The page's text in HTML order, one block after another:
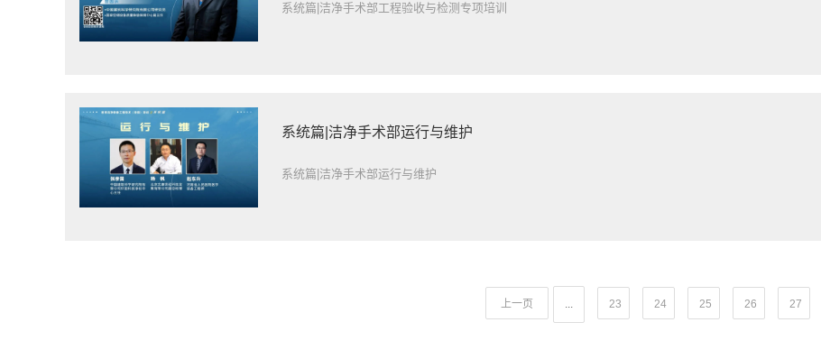
系统篇|洁净手术部工程验收与检测专项培训
系统篇|洁净手术部运行与维护
系统篇|洁净手术部运行与维护
上一页 ... 23 24 25 26 27